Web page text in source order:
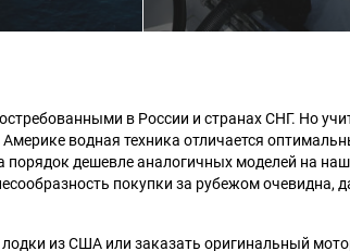
в России и странах СНГ. Но
водная техника отличается
дешевле аналогичных моделей на
покупки за рубежом очевидна,
из США или заказать оригинальный